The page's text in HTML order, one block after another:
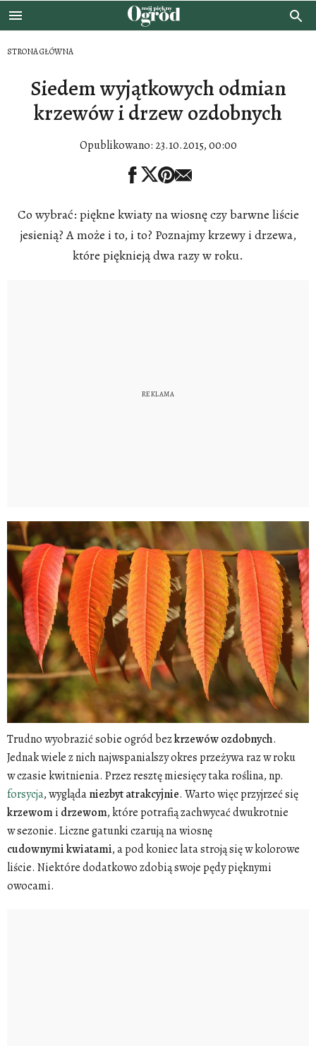
STRONA GŁÓWNA
Siedem wyjątkowych odmian
krzewów i drzew ozdobnych
Opublikowano: 23.10.2015, 00:00
Co wybrać: piękne kwiaty na wiosnę czy barwne liście
jesienią? A może i to, i to? Poznajmy krzewy i drzewa,
które pięknieją dwa razy w roku.
Trudno wyobrazić sobie ogród bezkrzewówozdobnych.
Jednak wiele z nich najwspanialszy okres przeżywa raz w roku
w czasie kwitnienia. Przez resztę miesięcy taka roślina, np.
forsycja, wyglądaniezbytatrakcyjnie. Warto więc przyjrzeć się
krzewomi drzewom, które potrafią zachwycać dwukrotnie
w sezonie. Liczne gatunki czarują na wiosnę
cudownymikwiatami, a pod koniec lata stroją się w kolorowe
liście. Niektóre dodatkowo zdobią swoje pędy pięknymi
owocami.